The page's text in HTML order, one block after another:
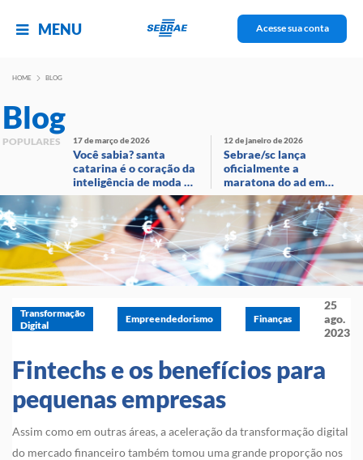
MENU Acesse sua conta
HOME BLOG
Blog
POPULARES 17 de março de 2026
Você sabia? santa
catarina é o coração da
inteligência de moda no
brasil!
12 de janeiro de 2026
Sebrae/sc lança
oficialmente a
maratona do ad em
evento com
transmissão ao vivo
Transformação
Digital
Empreendedorismo Finanças
25
ago.
2023
Fintechs e os benefícios para
pequenas empresas
Assim como em outras áreas, a aceleração da transformação digital
do mercado financeiro também tomou uma grande proporção nos